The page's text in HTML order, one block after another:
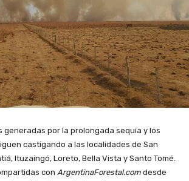
generadas por la prolongada sequía y los
castigando a las localidades de San
Ituzaingó, Loreto, Bella Vista y Santo Tomé.
con ArgentinaForestal.com desde